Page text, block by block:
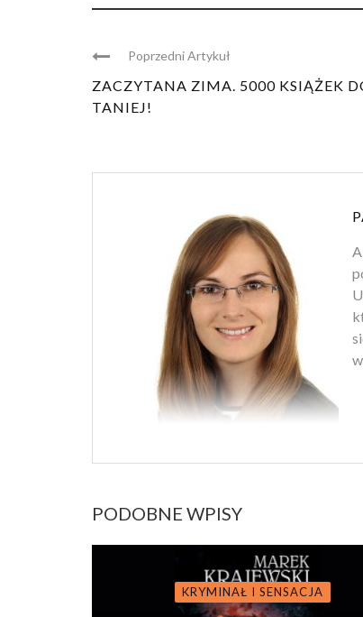
Poprzedni Artykuł
ZACZYTANA ZIMA. 5000 KSIĄŻEK
TANIEJ!
PODOBNE WPISY
KRYMINAŁ I SENSACJA